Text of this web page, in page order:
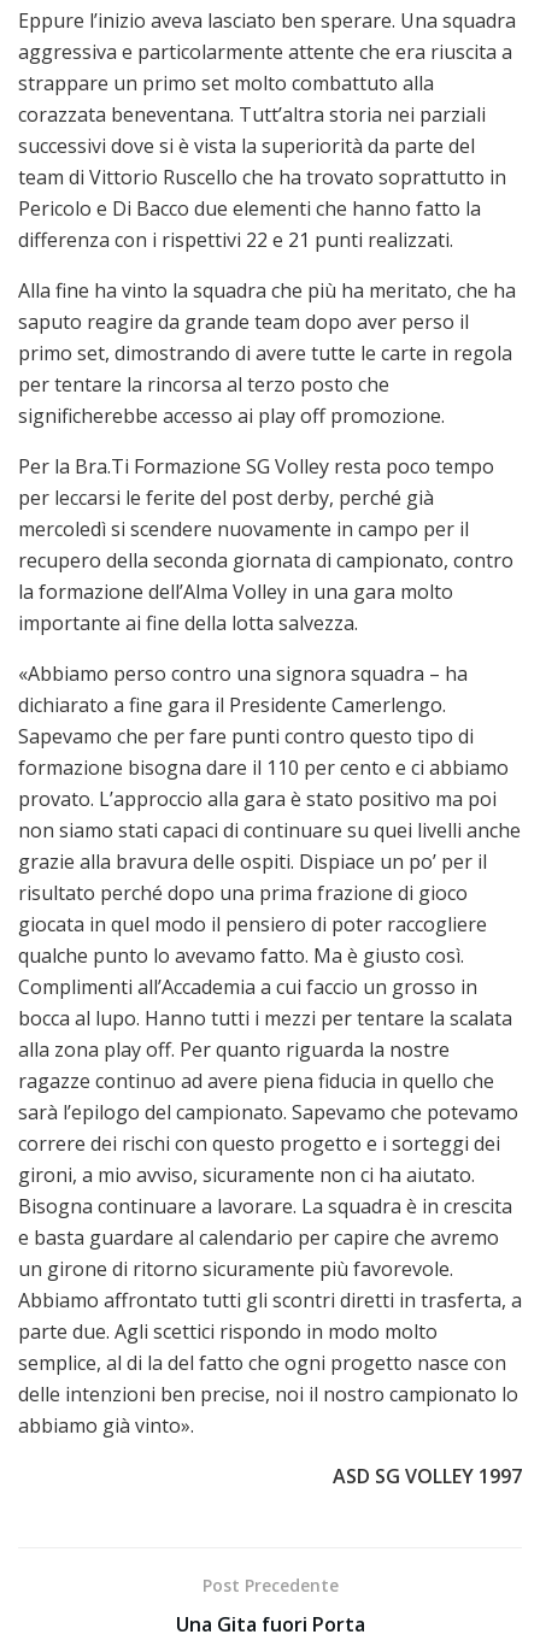
Eppure l’inizio aveva lasciato ben sperare. Una squadra
aggressiva e particolarmente attente che era riuscita a
strappare un primo set molto combattuto alla
corazzata beneventana. Tutt’altra storia nei parziali
successivi dove si è vista la superiorità da parte del
team di Vittorio Ruscello che ha trovato soprattutto in
Pericolo e Di Bacco due elementi che hanno fatto la
differenza con i rispettivi 22 e 21 punti realizzati.
Alla fine ha vinto la squadra che più ha meritato, che ha
saputo reagire da grande team dopo aver perso il
primo set, dimostrando di avere tutte le carte in regola
per tentare la rincorsa al terzo posto che
significherebbe accesso ai play off promozione.
Per la Bra.Ti Formazione SG Volley resta poco tempo
per leccarsi le ferite del post derby, perché già
mercoledì si scendere nuovamente in campo per il
recupero della seconda giornata di campionato, contro
la formazione dell’Alma Volley in una gara molto
importante ai fine della lotta salvezza.
«Abbiamo perso contro una signora squadra – ha
dichiarato a fine gara il Presidente Camerlengo.
Sapevamo che per fare punti contro questo tipo di
formazione bisogna dare il 110 per cento e ci abbiamo
provato. L’approccio alla gara è stato positivo ma poi
non siamo stati capaci di continuare su quei livelli anche
grazie alla bravura delle ospiti. Dispiace un po’ per il
risultato perché dopo una prima frazione di gioco
giocata in quel modo il pensiero di poter raccogliere
qualche punto lo avevamo fatto. Ma è giusto così.
Complimenti all’Accademia a cui faccio un grosso in
bocca al lupo. Hanno tutti i mezzi per tentare la scalata
alla zona play off. Per quanto riguarda la nostre
ragazze continuo ad avere piena fiducia in quello che
sarà l’epilogo del campionato. Sapevamo che potevamo
correre dei rischi con questo progetto e i sorteggi dei
gironi, a mio avviso, sicuramente non ci ha aiutato.
Bisogna continuare a lavorare. La squadra è in crescita
e basta guardare al calendario per capire che avremo
un girone di ritorno sicuramente più favorevole.
Abbiamo affrontato tutti gli scontri diretti in trasferta, a
parte due. Agli scettici rispondo in modo molto
semplice, al di la del fatto che ogni progetto nasce con
delle intenzioni ben precise, noi il nostro campionato lo
abbiamo già vinto».
ASD SG VOLLEY 1997
Post Precedente
Una Gita fuori Porta